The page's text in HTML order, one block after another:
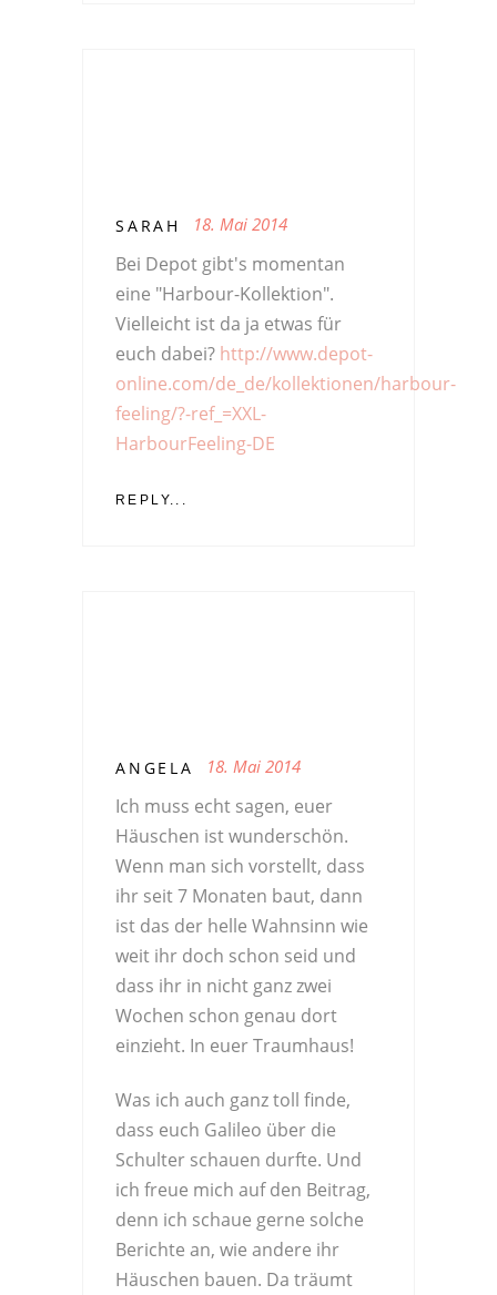
SARAH 18. Mai 2014
Bei Depot gibt's momentan
eine "Harbour-Kollektion".
Vielleicht ist da ja etwas für
euch dabei? http://www.depot-
online.com/de_de/kollektionen/harbour-
feeling/?-ref_=XXL-
HarbourFeeling-DE
REPLY...
ANGELA 18. Mai 2014
Ich muss echt sagen, euer
Häuschen ist wunderschön.
Wenn man sich vorstellt, dass
ihr seit 7 Monaten baut, dann
ist das der helle Wahnsinn wie
weit ihr doch schon seid und
dass ihr in nicht ganz zwei
Wochen schon genau dort
einzieht. In euer Traumhaus!
Was ich auch ganz toll finde,
dass euch Galileo über die
Schulter schauen durfte. Und
ich freue mich auf den Beitrag,
denn ich schaue gerne solche
Berichte an, wie andere ihr
Häuschen bauen. Da träumt